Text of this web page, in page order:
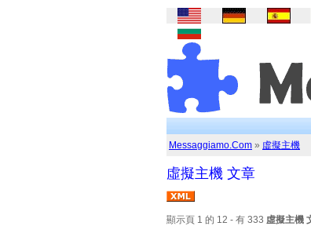
Messaggiamo.Com » 虛擬主機
虛擬主機 文章
顯示頁 1 的 12 - 有 333 虛擬主機